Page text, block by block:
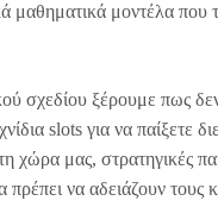
μαθηματικά μοντέλα που
σχεδίου ξέρουμε πως
slots για να παίξετε
χώρα μας, στρατηγικές
να αδειάζουν τους